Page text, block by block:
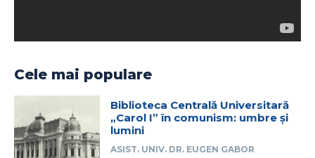
Cele mai populare
Biblioteca Centrală Universitară
„Carol I” în comunism: umbre și
lumini
ASIST. UNIV. DR. EUGEN GABOR